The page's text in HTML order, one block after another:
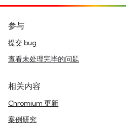
参与
提交 bug
查看未处理完毕的问题
相关内容
Chromium 更新
案例研究